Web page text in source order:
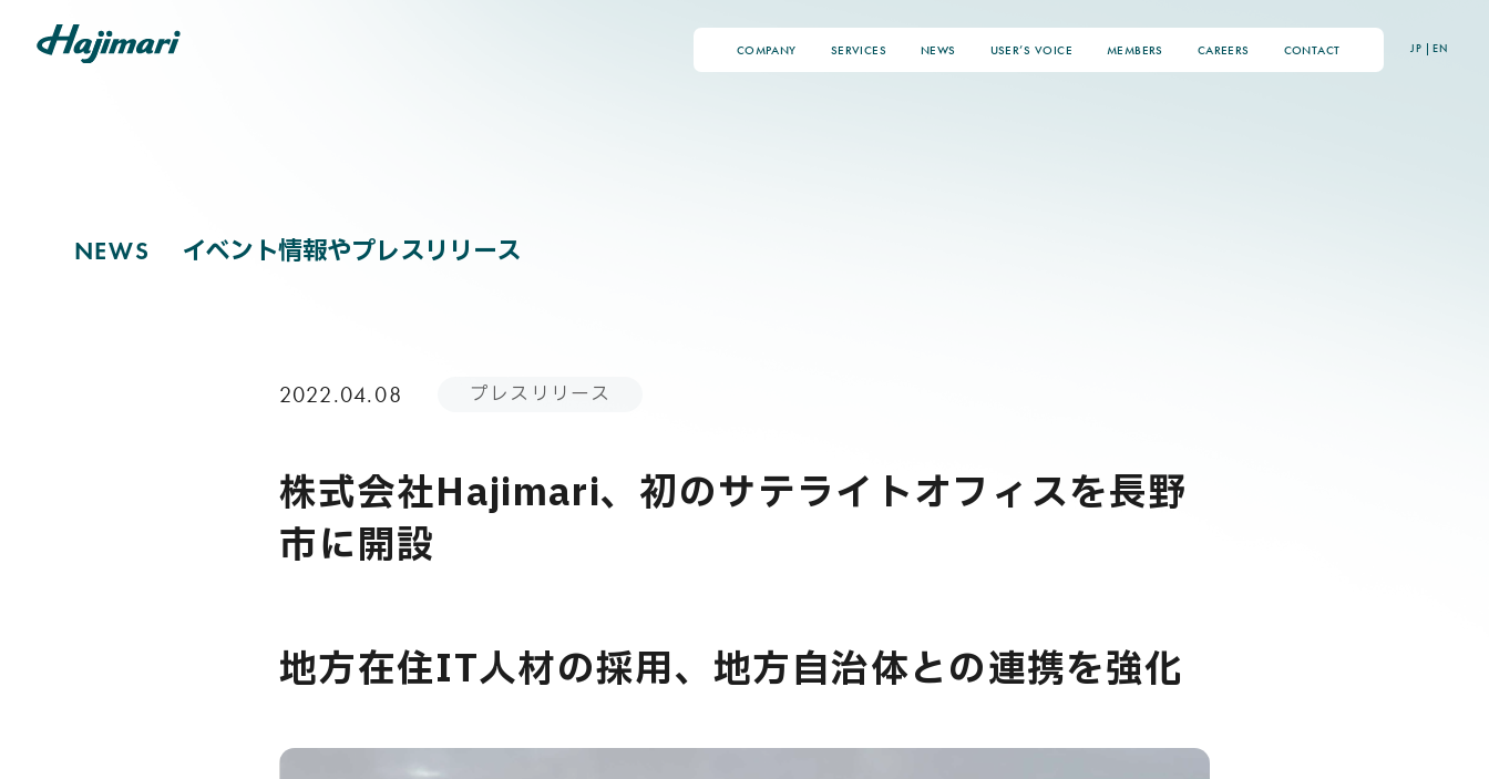
COMPANY SERVICES NEWS USER’S VOICE MEMBERS CAREERS CONTACT JP EN
COMPANY
SERVICES
NEWS
NEWS
NEWS イベント情報やプレスリリース
2022.04.08 プレスリリース
株式会社Hajimari、初のサテライトオフィスを長野
市に開設
地方在住IT人材の採用、地方自治体との連携を強化